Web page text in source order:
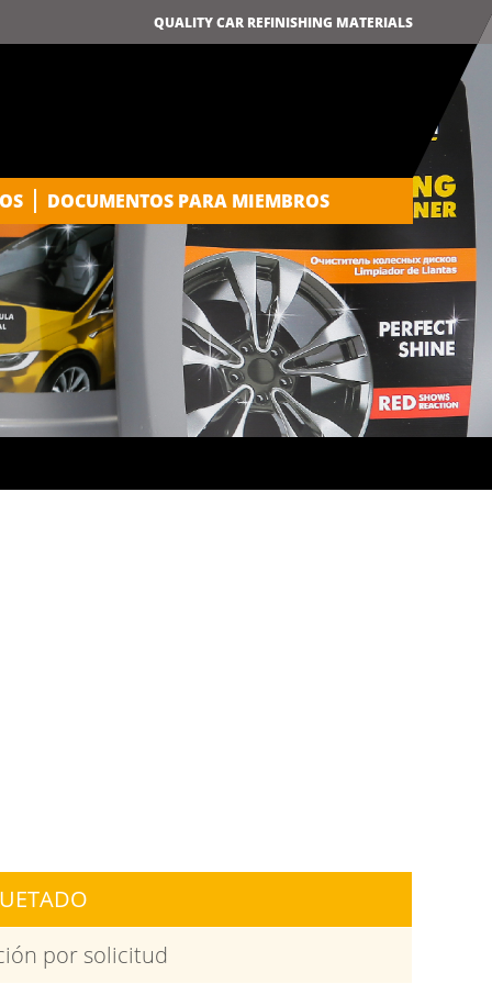
QUALITY CAR REFINISHING MATERIALS
DOCUMENTOS PARA MIEMBROS
por solicitud